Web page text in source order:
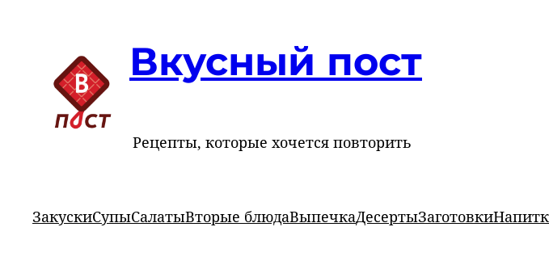
Вкусный пост
Рецепты, которые хочется повторить
ЗакускиСупыСалатыВторые блюдаВыпечкаДесертыЗаготовки